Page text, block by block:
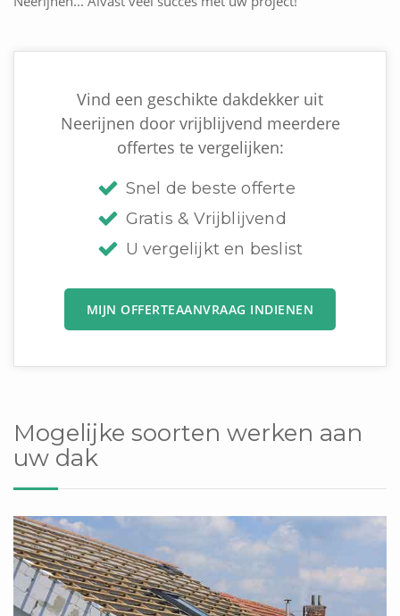
Vind een geschikte dakdekker uit
Neerijnen door vrijblijvend meerdere
offertes te vergelijken:
Snel de beste offerte
Gratis & Vrijblijvend
U vergelijkt en beslist
MIJN OFFERTEAANVRAAG INDIENEN
Mogelijke soorten werken aan
uw dak